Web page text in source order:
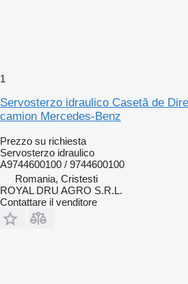
1
Servosterzo idraulico Casetă de
camion Mercedes-Benz
Prezzo su richiesta
Servosterzo idraulico
A9744600100 / 9744600100
Romania, Cristesti
ROYAL DRU AGRO S.R.L.
Contattare il venditore